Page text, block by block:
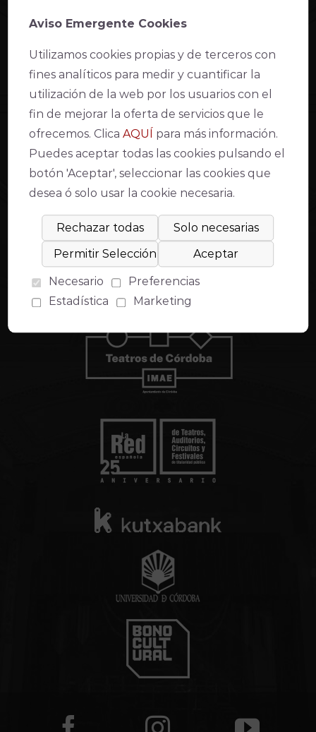
INFORMACIÓN
Accesibilidad
FAQ’s
Venta de localidades
Información y contacto
Punto Violeta
AVISO LEGAL
Condiciones de venta y acceso
Política de Privacidad
Política de cookies
Compromiso con la protección de datos personales
Inventario de actividades de tratamiento
Modo lectura fácil
EL IMAE
Alquiler de espacios
Quiénes somos
Transparencia
Gran Teatro
Teatro de la Axerquía
Teatro Góngora
Apoya al Teatro
Aviso Emergente Cookies
Utilizamos cookies propias y de terceros con
fines analíticos para medir y cuantificar la
utilización de la web por los usuarios con el
fin de mejorar la oferta de servicios que le
ofrecemos. ClicaAQUÍ
para más información.
Puedes aceptar todas las cookies pulsando el
botón 'Aceptar', seleccionar las cookies que
desea ó solo usar la cookie necesaria.
Necesario
Preferencias
Estadística
Marketing